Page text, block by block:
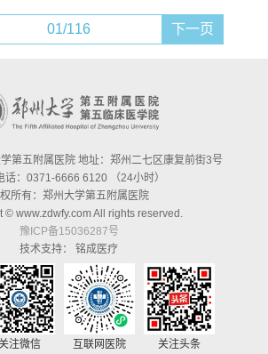
01/116 下一页
注微信 互联网医院 关注头条
第五附属医院 地址：郑州二七区康复前街3号
话：0371-6666 6120 （24小时）
所有：郑州大学第五附属医院
© www.zdwfy.com All rights reserved.
豫ICP备15036287号
技术支持：铭成医疗